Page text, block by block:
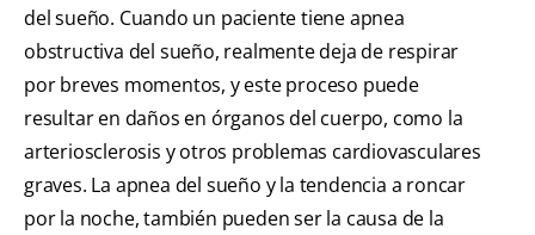
del sueño. Cuando un paciente tiene apnea
obstructiva del sueño, realmente deja de respirar
por breves momentos, y este proceso puede
resultar en daños en órganos del cuerpo, como la
arteriosclerosis y otros problemas cardiovasculares
graves. La apnea del sueño y la tendencia a roncar
por la noche, también pueden ser la causa de la